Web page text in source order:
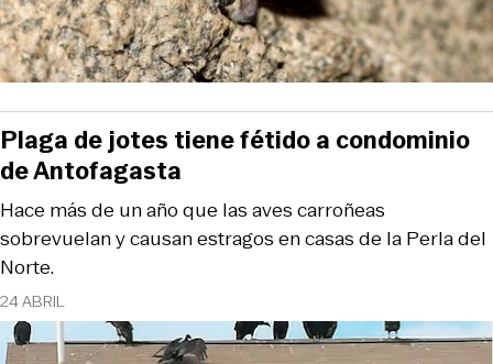
24 ABRIL
Hace más de un año que las aves carroñeas
sobrevuelan y causan estragos en casas de la Perla del
Norte.
Plaga de jotes tiene fétido a condominio
de Antofagasta